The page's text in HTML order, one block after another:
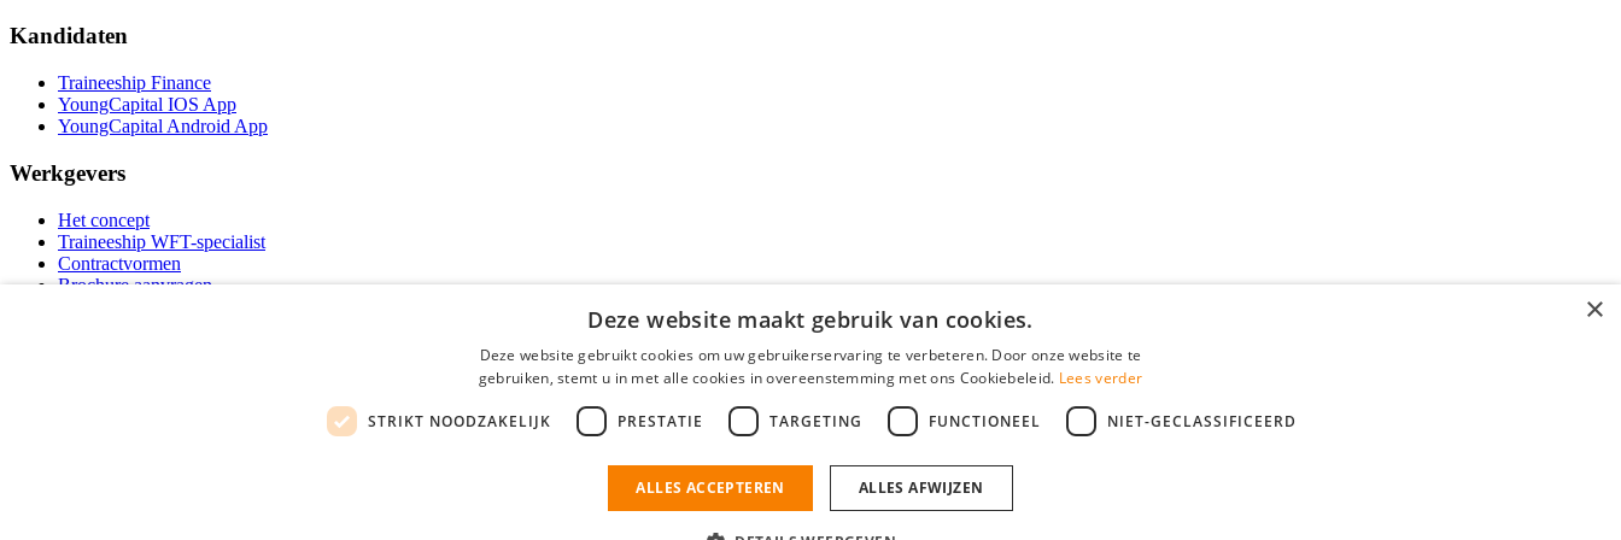
Kandidaten
Traineeship Finance
YoungCapital IOS App
YoungCapital Android App
Werkgevers
Het concept
Traineeship WFT-specialist
Contractvormen
Brochure aanvragen
×
Deze website maakt gebruik van cookies.
Deze website gebruikt cookies om uw gebruikerservaring te verbeteren. Door onze website te
gebruiken, stemt u in met alle cookies in overeenstemming met ons Cookiebeleid. Lees verder
STRIKT NOODZAKELIJK PRESTATIE TARGETING FUNCTIONEEL NIET-GECLASSIFICEERD
ALLES ACCEPTEREN ALLES AFWIJZEN